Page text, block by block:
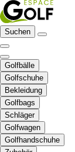
Suchen
Golfbälle
Golfschuhe
Bekleidung
Golfbags
Schläger
Golfwagen
Golfhandschuhe